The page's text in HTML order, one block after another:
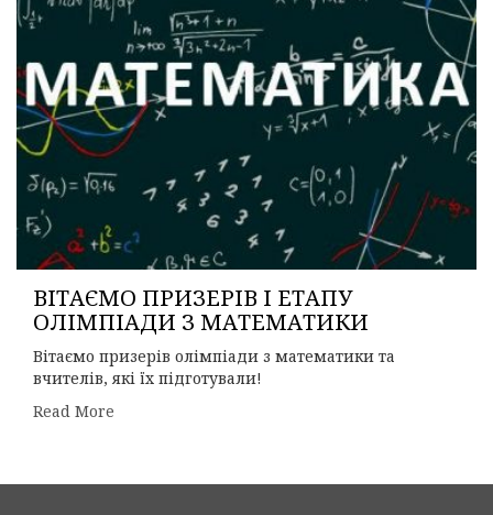
ВІТАЄМО ПРИЗЕРІВ І ЕТАПУ
ОЛІМПІАДИ З МАТЕМАТИКИ
Вітаємо призерів олімпіади з математики та
вчителів, які їх підготували!
Read More